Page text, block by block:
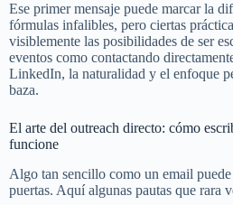
Ese primer mensaje puede marcar la
fórmulas infalibles, pero ciertas
visiblemente las posibilidades de ser
eventos como contactando
LinkedIn, la naturalidad y el enfoque
baza.
El arte del outreach directo: cómo
funcione
Algo tan sencillo como un email
puertas. Aquí algunas pautas que rara